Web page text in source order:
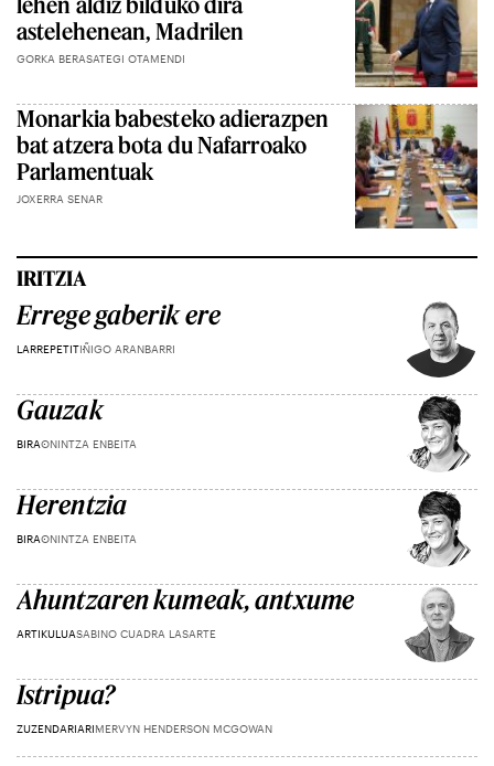
astelehenean, Madrilen
GORKA BERASATEGI OTAMENDI
Monarkia babesteko adierazpen
bat atzera bota du Nafarroako
Parlamentuak
JOXERRA SENAR
IRITZIA
Errege gaberik ere
LARREPETITIÑIGO ARANBARRI
Gauzak
BIRAONINTZA ENBEITA
Herentzia
BIRAONINTZA ENBEITA
Ahuntzaren kumeak, antxume
ARTIKULUASABINO CUADRA LASARTE
Istripua?
ZUZENDARIARIMERVYN HENDERSON MCGOWAN